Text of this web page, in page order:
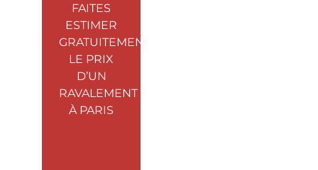
FAITES
ESTIMER
GRATUITEMENT
LE PRIX
D’UN
RAVALEMENT
À PARIS